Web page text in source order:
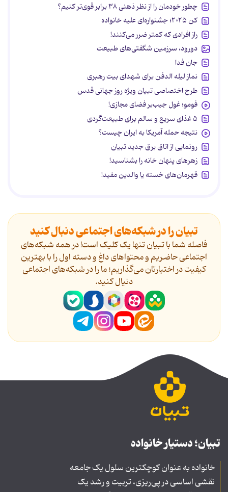
چطور خودمان را از نظر ذهنی ۳۸ برابر قوی‌تر کنیم؟
کن ۲۰۲۵؛ جشنواره‌ای علیه خانواده
راز افرادی که کمتر ضرر می‌کنند!
دورود، سرزمین شگفتی‌های طبیعت
جان فدا
نماز لیله الدفن برای شهدای بیت رهبری
طرح اختصاصی تبیان ویژه روز جهانی قدس
فومو؛ غول جیب‌بر فضای مجازی!
۵ غذای سریع و سالم برای طبیعت‌گردی
نتیجه حمله آمریکا به ایران چیست؟
رونمایی از اتاق برق جدید تبیان
زهرهای پنهان خانه را بشناسید!
قهرمان‌های خسته یا والدین مفید!
تبیان را در شبکه‌های اجتماعی دنبال کنید
فاصله شما با تبیان تنها یک کلیک است! در همه شبکه‌های
اجتماعی حاضریم و محتواهای داغ و دسته اول را با بهترین
کیفیت در اختیارتان می‌گذاریم؛ ما را در شبکه‌های اجتماعی
دنیال کنید.
تبیان؛ دستیار خانواده
خانواده به عنوان کوچکترین سلول یک جامعه
نقشی اساسی در پی‌ریزی، تربیت و رشد یک